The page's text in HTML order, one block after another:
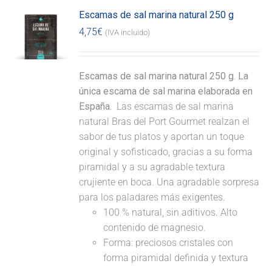
Escamas de sal marina natural 250 g
4,75€ (IVA incluido)
Escamas de sal marina natural 250 g. La
única escama de sal marina elaborada en
España. Las escamas de sal marina
natural Bras del Port Gourmet realzan el
sabor de tus platos y aportan un toque
original y sofisticado, gracias a su forma
piramidal y a su agradable textura
crujiente en boca. Una agradable sorpresa
para los paladares más exigentes.
100 % natural, sin aditivos. Alto
contenido de magnesio.
Forma: preciosos cristales con
forma piramidal definida y textura